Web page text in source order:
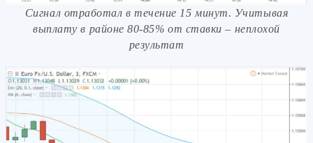
Сигнал отработал в течение 15 минут. Учитывая
выплату в районе 80-85% от ставки – неплохой
результат